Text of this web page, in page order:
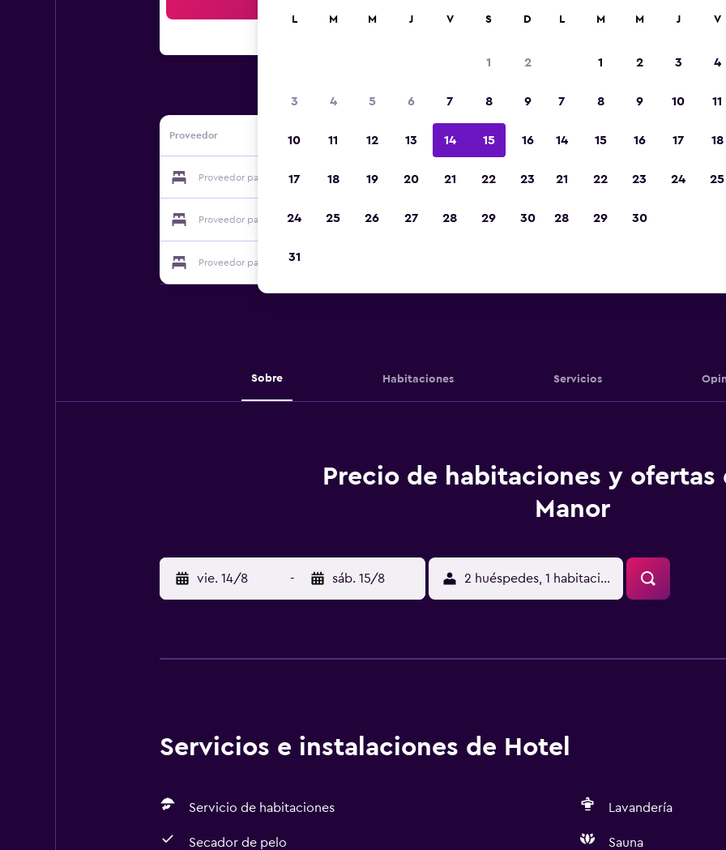
Proveedor
Proveedor para Kõue Manor Ver precios
Proveedor para Kõue Manor Ver precios
Proveedor para Kõue Manor
Sobre Habitaciones Servicios
Precio de habitaciones y ofertas
Manor
vie. 14/8 - sáb. 15/8 2 huéspedes, 1 habitación
Servicios e instalaciones de Hotel
Servicio de habitaciones Lavandería
Secador de pelo Sauna
L M M J V S D
1 2
3 4 5 6 7 8 9
10 11 12 13 14 15 16
17 18 19 20 21 22 23
24 25 26 27 28 29 30
31
L M M J V
1 2 3 4
7 8 9 10 11
14 15 16 17 18
21 22 23 24 25
28 29 30